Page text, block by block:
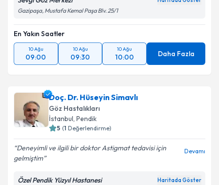
Gazipaşa, Mustafa Kemal Paşa Blv. 25/1
En Yakın Saatler
10 Ağu
09:00
10 Ağu
09:30
10 Ağu
10:00 Daha Fazla
Doç. Dr. Hüseyin Simavlı
Göz Hastalıkları
İstanbul, Pendik
5 (1 Değerlendirme)
Deneyimli ve ilgili bir doktor Astigmat tedavisi için
gelmiştim
Devamı
Özel Pendik Yüzyıl Hastanesi Haritada Göster